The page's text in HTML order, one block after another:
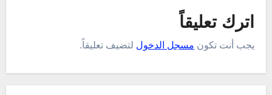
اترك تعليقاً
يجب أنت تكون مسجل الدخول لتضيف تعليقاً.